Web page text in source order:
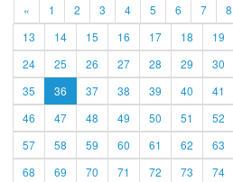
« 1 2 3 4 5 6 7 8
13
14 15 16 17 18 19
24
25 26 27 28 29 30
35
36 37 38 39 40 41
46
47 48 49 50 51 52
57
58 59 60 61 62 63
68
69 70 71 72 73 74